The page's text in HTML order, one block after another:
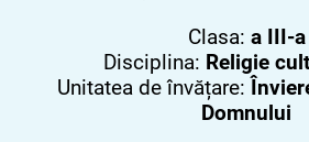
Clasa: a III-a
Disciplina: Religie
Unitatea de învățare:
Domnului